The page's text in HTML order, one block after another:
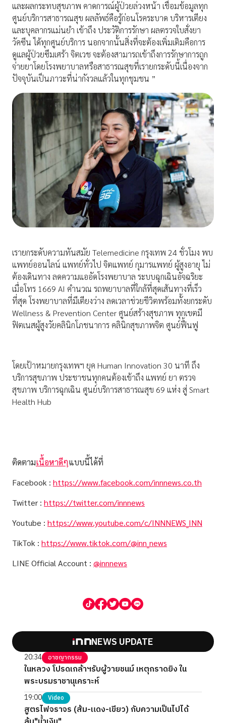
และผลกระทบสุขภาพ คาดการณ์ผู้ป่วยล่วงหน้า เชื่อมข้อมูลทุก
ศูนย์บริการสาธารณสุข ผลลัพธ์คือรู้ก่อนโรคระบาด บริหารเตียง
และบุคลากรแม่นยำ เข้าถึง ประวัติการรักษา ผลตรวจใบสั่งยา
วัคซีน ได้ทุกศูนย์บริการ นอกจากนั้นสิ่งที่จะต้องเพิ่มเติมคือการ
ดูแลผู้ป่วยซึมเศร้า จิตเวช จะต้องสามารถเข้าถึงการรักษาการถูก
จ่ายยาโดยโรงพยาบาลหรือสาธารณสุขที่เรายกระดับนี้เนื่องจาก
ปัจจุบันเป็นภาวะที่น่ากังวลแล้วในทุกชุมชน ”
เรายกระดับความทันสมัย Telemedicine กรุงเทพ 24 ชั่วโมง พบ
แพทย์ออนไลน์ แพทย์ทั่วไป จิตแพทย์ กุมารแพทย์ ผู้สูงอายุ ไม่
ต้องเดินทาง ลดความแออัดโรงพยาบาล ระบบฉุกเฉินอัจฉริยะ
เมื่อโทร 1669 AI คำนวณ รถพยาบาลที่ใกล้ที่สุดเส้นทางที่เร็ว
ที่สุด โรงพยาบาลที่มีเตียงว่าง ลดเวลาช่วยชีวิตพร้อมทั้งยกระดับ
Wellness & Prevention Center ศูนย์สร้างสุขภาพ ทุกเขตมี
ฟิตเนสผู้สูงวัยคลินิกโภชนาการ คลินิกสุขภาพจิต ศูนย์ฟื้นฟู
โดยเป้าหมายกรุงเทพฯ ยุค Human Innovation 30 นาที ถึง
บริการสุขภาพ ประชาชนทุกคนต้องเข้าถึง แพทย์ ยา ตรวจ
สุขภาพ บริการฉุกเฉิน ศูนย์บริการสาธารณสุข 69 แห่ง สู่ Smart
Health Hub
ติดตามเนื้อหาดีๆแบบนี้ได้ที่
Facebook : https://www.facebook.com/innnews.co.th
Twitter : https://twitter.com/innnews
Youtube : https://www.youtube.com/c/INNNEWS_INN
TikTok : https://www.tiktok.com/@inn_news
LINE Official Account : @innnews
NEWS UPDATE
20:34 อาชญากรรม
ในหลวง โปรดเกล้าฯรับผู้วายชนม์ เหตุกราดยิง ใน
พระบรมราชานุเคราะห์
19:00 Video
สูตรไฟจราจร (ส้ม-แดง-เขียว) กับความเป็นไปได้